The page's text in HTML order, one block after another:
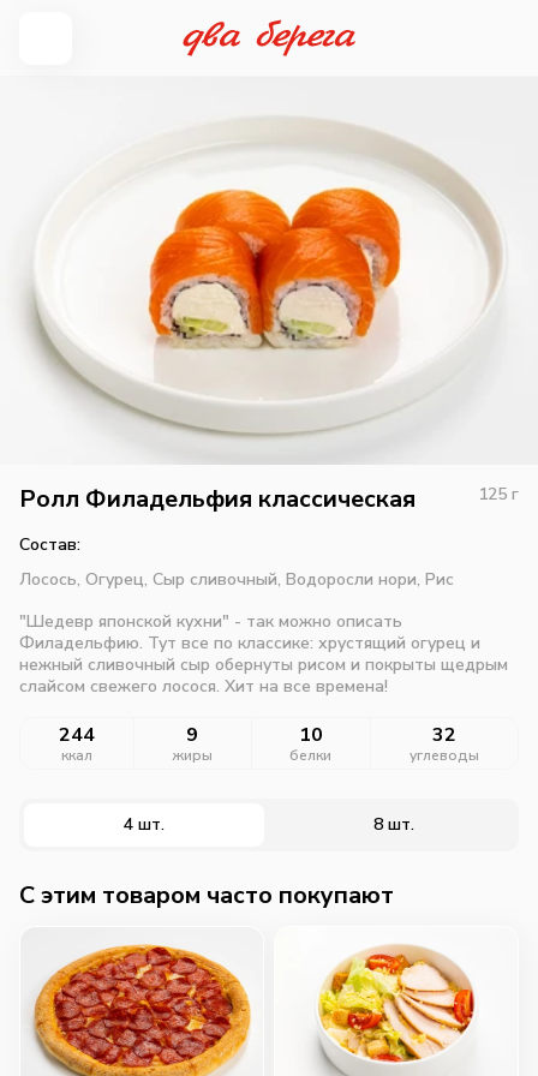
Ролл Филадельфия классическая 125 г
Состав:
Лосось, Огурец, Сыр сливочный, Водоросли нори, Рис
"Шедевр японской кухни" - так можно описать
Филадельфию. Тут все по классике: хрустящий огурец и
нежный сливочный сыр обернуты рисом и покрыты щедрым
слайсом свежего лосося. Хит на все времена!
244
ккал
9
жиры
10
белки
32
углеводы
4 шт. 8 шт.
C этим товаром часто покупают